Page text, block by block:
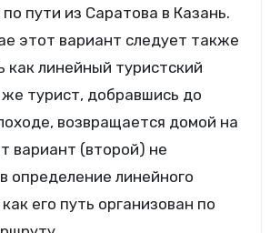
пути из Саратова в Казань.
этот вариант следует также
как линейный туристский
турист, добравшись до
возвращается домой на
вариант (второй) не
определение линейного
его путь организован по